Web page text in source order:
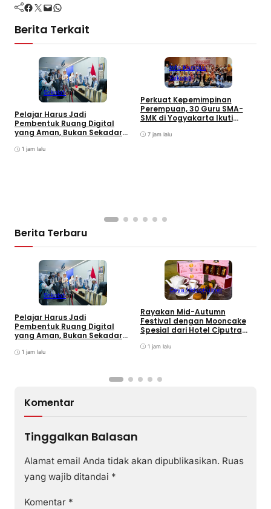
Facebook Twitter Mail WhatsApp
Berita Terkait
Sekolah
Pelajar Harus Jadi
Pembentuk Ruang Digital
yang Aman, Bukan Sekadar
1 jam lalu
Info Kampus
Sekolah
Perkuat Kepemimpinan
Perempuan, 30 Guru SMA-
SMK di Yogyakarta Ikuti
7 jam lalu
Berita Terbaru
Sekolah
Pelajar Harus Jadi
Pembentuk Ruang Digital
yang Aman, Bukan Sekadar
1 jam lalu
Gaya HidupKuliner
Rayakan Mid-Autumn
Festival dengan Mooncake
Spesial dari Hotel Ciputra
1 jam lalu
Komentar
Tinggalkan Balasan
Alamat email Anda tidak akan dipublikasikan. Ruas
yang wajib ditandai *
Komentar *